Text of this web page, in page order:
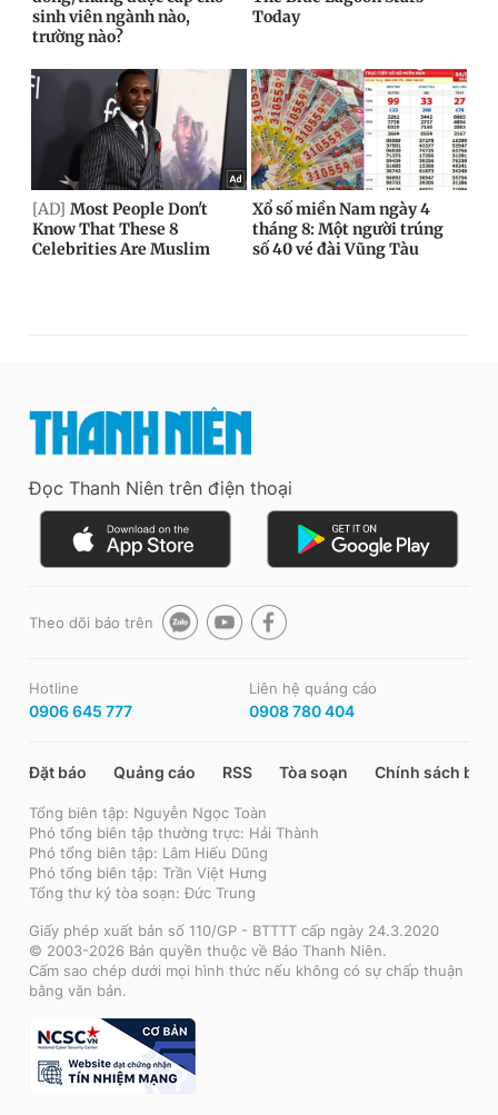
Đọc Thanh Niên trên điện thoại
Theo dõi báo trên
Hotline
0906 645 777
Liên hệ quảng cáo
0908 780 404
Đặt báo Quảng cáo RSS Tòa soạn Chính sách bảo
Tổng biên tập: Nguyễn Ngọc Toàn
Phó tổng biên tập thường trực: Hải Thành
Phó tổng biên tập: Lâm Hiếu Dũng
Phó tổng biên tập: Trần Việt Hưng
Tổng thư ký tòa soạn: Đức Trung
Giấy phép xuất bản số 110/GP - BTTTT cấp ngày 24.3.2020
© 2003-2026 Bản quyền thuộc về Báo Thanh Niên.
Cấm sao chép dưới mọi hình thức nếu không có sự chấp thuận
bằng văn bản.